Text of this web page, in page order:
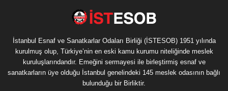
İstanbul Esnaf ve Sanatkarlar Odaları Birliği (İSTESOB) 1951 yılında
kurulmuş olup, Türkiye’nin en eski kamu kurumu niteliğinde meslek
kuruluşlarındandır. Emeğini sermayesi ile birleştirmiş esnaf ve
sanatkarların üye olduğu İstanbul genelindeki 145 meslek odasının bağlı
bulunduğu bir Birliktir.